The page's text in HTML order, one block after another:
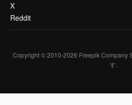
X
Reddit
Copyright © 2010-2026 Freepik Company
す.